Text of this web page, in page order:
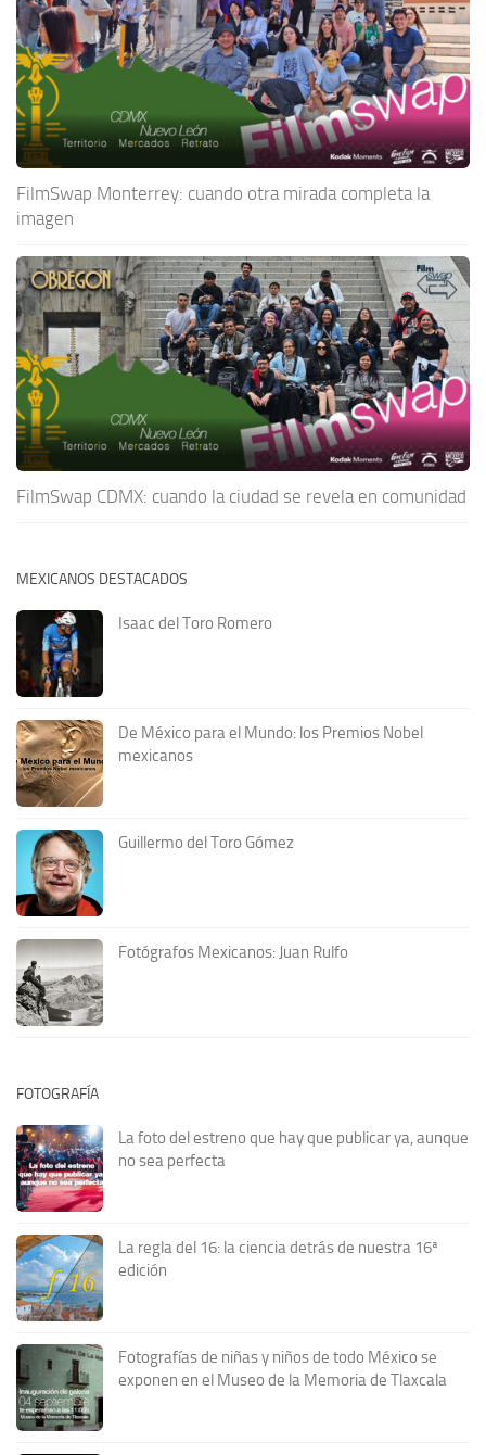
FilmSwap Monterrey: cuando otra mirada completa la
imagen
FilmSwap CDMX: cuando la ciudad se revela en comunidad
MEXICANOS DESTACADOS
Isaac del Toro Romero
De México para el Mundo: los Premios Nobel
mexicanos
Guillermo del Toro Gómez
Fotógrafos Mexicanos: Juan Rulfo
FOTOGRAFÍA
La foto del estreno que hay que publicar ya, aunque
no sea perfecta
La regla del 16: la ciencia detrás de nuestra 16ª
edición
Fotografías de niñas y niños de todo México se
exponen en el Museo de la Memoria de Tlaxcala